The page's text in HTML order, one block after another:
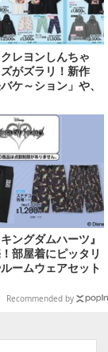
レヨンしんちゃ
がズラリ！新作
ケ～ション」や、
ド」「暗黒タマタ
ーチャー
ングダムハーツ』
部屋着にピッタリ
ームウェアセット
Recommended by